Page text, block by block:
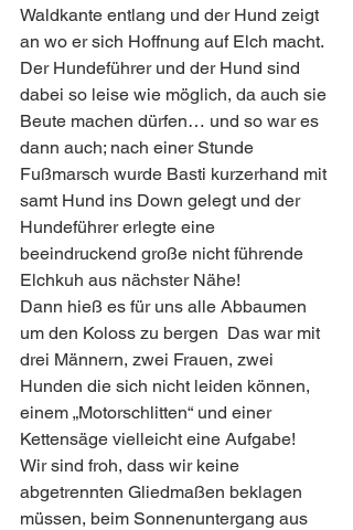
Waldkante entlang und der Hund zeigt
an wo er sich Hoffnung auf Elch macht.
Der Hundeführer und der Hund sind
dabei so leise wie möglich, da auch sie
Beute machen dürfen… und so war es
dann auch; nach einer Stunde
Fußmarsch wurde Basti kurzerhand mit
samt Hund ins Down gelegt und der
Hundeführer erlegte eine
beeindruckend große nicht führende
Elchkuh aus nächster Nähe!
Dann hieß es für uns alle Abbaumen
um den Koloss zu bergen  Das war mit
drei Männern, zwei Frauen, zwei
Hunden die sich nicht leiden können,
einem „Motorschlitten“ und einer
Kettensäge vielleicht eine Aufgabe!
Wir sind froh, dass wir keine
abgetrennten Gliedmaßen beklagen
müssen, beim Sonnenuntergang aus